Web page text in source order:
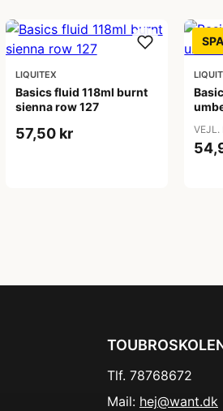
LIQUITEX
Basics fluid 118ml burnt
sienna row 127
57,50 kr VEJL.
Tlf. 78768672
Mail: hej@want.dk